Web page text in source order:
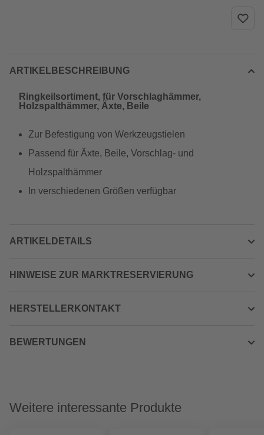
ARTIKELBESCHREIBUNG
Ringkeilsortiment, für Vorschlaghämmer,
Holzspalthämmer, Äxte, Beile
Zur Befestigung von Werkzeugstielen
Passend für Äxte, Beile, Vorschlag- und
Holzspalthämmer
In verschiedenen Größen verfügbar
ARTIKELDETAILS
HINWEISE ZUR MARKTRESERVIERUNG
HERSTELLERKONTAKT
BEWERTUNGEN
Weitere interessante Produkte